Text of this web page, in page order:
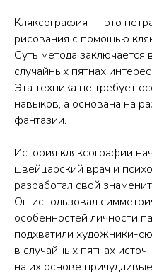
Кляксография — это
рисования с помощью
Суть метода заключается
случайных пятнах
Эта техника не требует
навыков, а основана на
фантазии.
История кляксографии
швейцарский врач и
разработал свой
Он использовал
особенностей личности
подхватили художники-
в случайных пятнах
на их основе